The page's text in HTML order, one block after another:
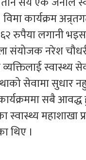
कार्यक्रम
रुपैया लगानी
संयोजक नरेश
स्वास्थ्य
सेवामा सुधार
सबै
महाशाखा
थिए ।